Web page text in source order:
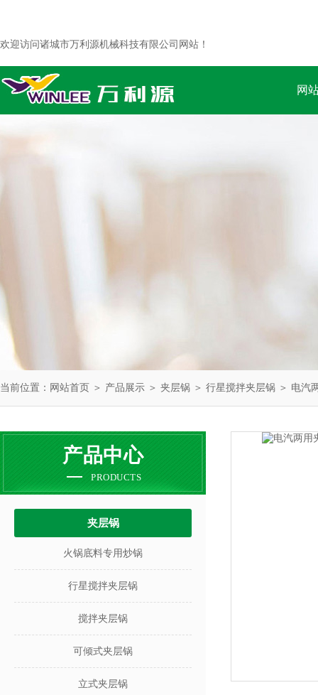
欢迎访问诸城市万利源机械科技有限公司网站！
网
当前位置： 网站首页 ＞ 产品展示 ＞ 夹层锅 ＞ 行星搅拌夹层锅 ＞ 电汽
产品中心
PRODUCTS
夹层锅
火锅底料专用炒锅
行星搅拌夹层锅
搅拌夹层锅
可倾式夹层锅
立式夹层锅